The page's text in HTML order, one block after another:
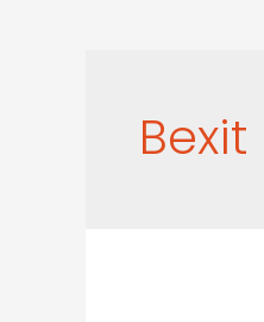
Bexit